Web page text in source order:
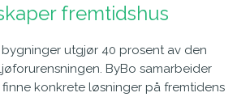
fremtidshus
utgjør 40 prosent av den
ByBo samarbeider
konkrete løsninger på fremtidens